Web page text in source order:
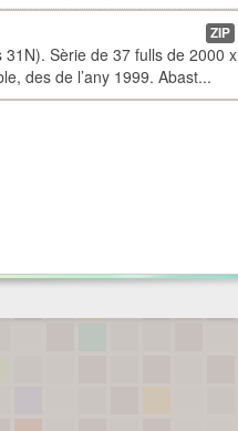
Sèrie de 37 fulls de 2000 x
des de l’any 1999. Abast...
ZIP